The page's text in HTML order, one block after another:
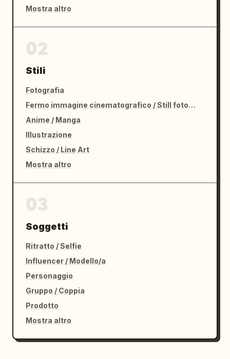
Mostra altro
Stili
Fotografia
Fermo immagine cinematografico / Still fotografico
Anime / Manga
Illustrazione
Schizzo / Line Art
Mostra altro
Soggetti
Ritratto / Selfie
Influencer / Modello/a
Personaggio
Gruppo / Coppia
Prodotto
Mostra altro